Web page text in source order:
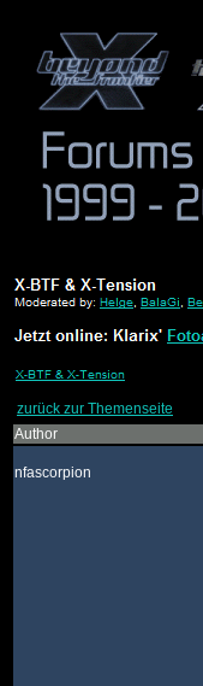
zurück zur Themenseite
Author
nfascorpion